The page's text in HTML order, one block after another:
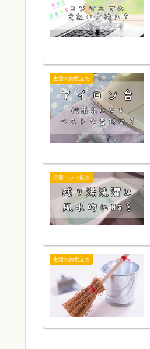
生活のお役立ち
洗濯・シミ抜き
生活のお役立ち